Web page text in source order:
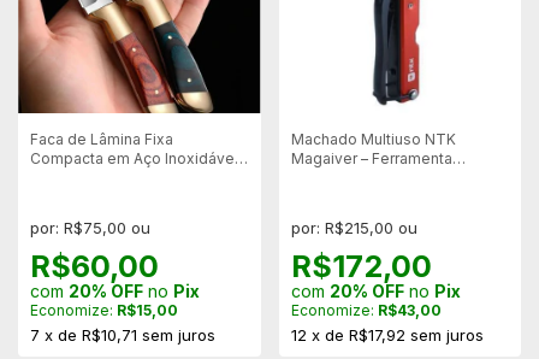
Faca de Lâmina Fixa
Compacta em Aço Inoxidável
por: R$75,00 ou
R$60,00
com 20% OFF no Pix
Economize: R$15,00
7 x de R$10,71 sem juros
Machado Multiuso NTK
Magaiver – Ferramenta
por: R$215,00 ou
R$172,00
com 20% OFFno Pix
Economize: R$43,00
12 x de R$17,92 sem juros